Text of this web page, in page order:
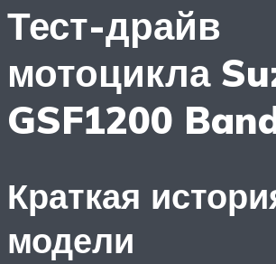
Тест-драйв
мотоцикла
GSF1200
Краткая
модели